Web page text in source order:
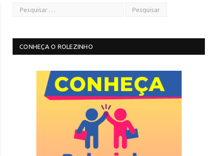
CONHEÇA O ROLEZINHO